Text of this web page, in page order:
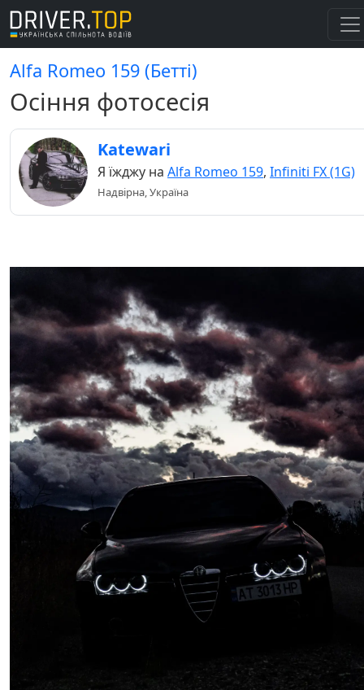
Alfa Romeo 159 (Бетті)
Осіння фотосесія
Katewari
Я їжджу на Alfa Romeo 159, Infiniti FX (1G)
Надвірна, Україна